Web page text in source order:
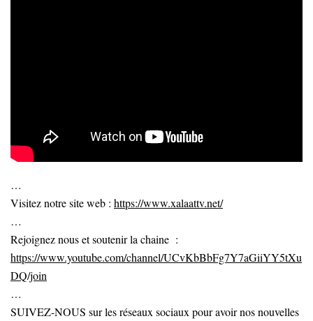
…
Visitez notre site web : https://www.xalaattv.net/
…
Rejoignez nous et soutenir la chaine :
https://www.youtube.com/channel/UCvKbBbFg7Y7aGiiYY5tXu
DQ/join
…
SUIVEZ-NOUS sur les réseaux sociaux pour avoir nos nouvelles